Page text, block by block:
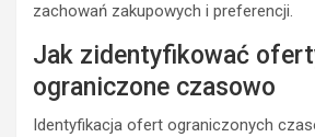
zachowań zakupowych i preferencji.
Jak zidentyfikować
ograniczone czasowo
Identyfikacja ofert ograniczonych